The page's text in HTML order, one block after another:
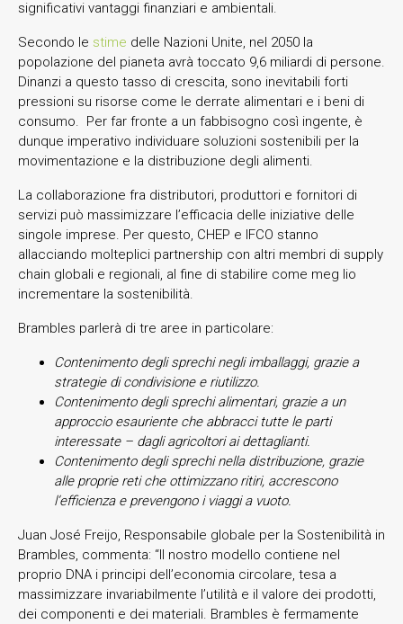
significativi vantaggi finanziari e ambientali.
Secondo le stime delle Nazioni Unite, nel 2050 la
popolazione del pianeta avrà toccato 9,6 miliardi di persone.
Dinanzi a questo tasso di crescita, sono inevitabili forti
pressioni su risorse come le derrate alimentari e i beni di
consumo. Per far fronte a un fabbisogno così ingente, è
dunque imperativo individuare soluzioni sostenibili per la
movimentazione e la distribuzione degli alimenti.
La collaborazione fra distributori, produttori e fornitori di
servizi può massimizzare l’efficacia delle iniziative delle
singole imprese. Per questo, CHEP e IFCO stanno
allacciando molteplici partnership con altri membri di supply
chain globali e regionali, al fine di stabilire come meg lio
incrementare la sostenibilità.
Brambles parlerà di tre aree in particolare:
Contenimento degli sprechi negli imballaggi, grazie a
strategie di condivisione e riutilizzo.
Contenimento degli sprechi alimentari, grazie a un
approccio esauriente che abbracci tutte le parti
interessate – dagli agricoltori ai dettaglianti.
Contenimento degli sprechi nella distribuzione, grazie
alle proprie reti che ottimizzano ritiri, accrescono
l’efficienza e prevengono i viaggi a vuoto.
Juan José Freijo, Responsabile globale per la Sostenibilità in
Brambles, commenta: “Il nostro modello contiene nel
proprio DNA i principi dell’economia circolare, tesa a
massimizzare invariabilmente l’utilità e il valore dei prodotti,
dei componenti e dei materiali. Brambles è fermamente